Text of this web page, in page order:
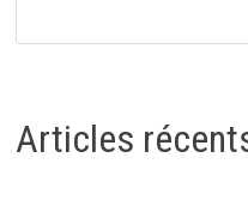
Articles